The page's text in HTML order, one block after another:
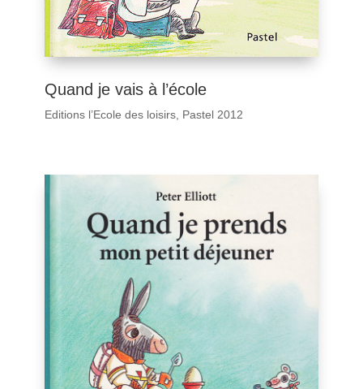
Quand je vais à l’école
Editions l’Ecole des loisirs, Pastel 2012